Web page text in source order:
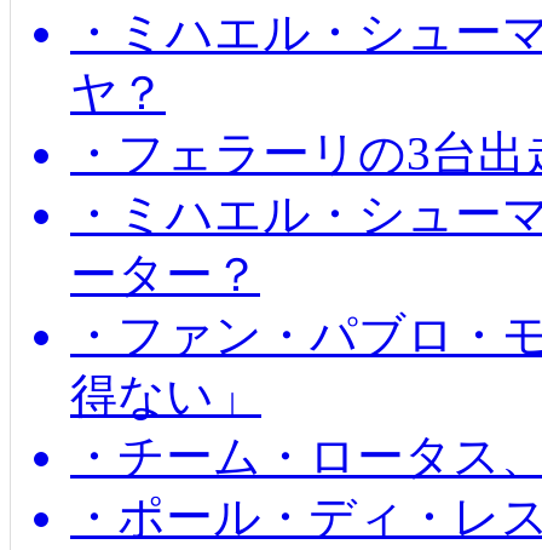
・ミハエル・シュー
ヤ？
・フェラーリの3台
・ミハエル・シュー
ーター？
・ファン・パブロ・
得ない」
・チーム・ロータス
・ポール・ディ・レ